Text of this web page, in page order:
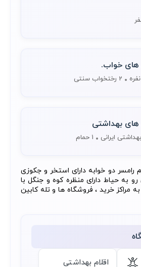
خواب.
2 رختخواب سنتی
بهداشتی
1 حمام
رامسر دو خوابه دارای استخر و جکوزی
به حیاط دارای منظره کوه و جنگل با
مراکز خرید ، فروشگاه ها و تله کابین
اقلام بهداشتی